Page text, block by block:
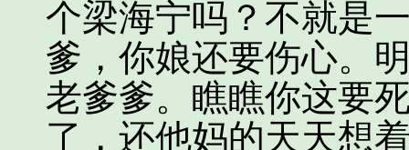
个梁海宁吗？不就是
爹，你娘还要伤心。
老爹爹。瞧瞧你这要
了，还他妈的天天想